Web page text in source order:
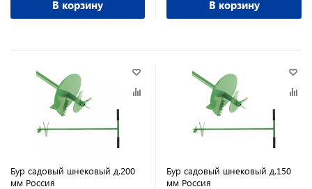
В корзину В корзину
Бур садовый шнековый д.200
мм Россия
Бур садовый шнековый д.150
мм Россия